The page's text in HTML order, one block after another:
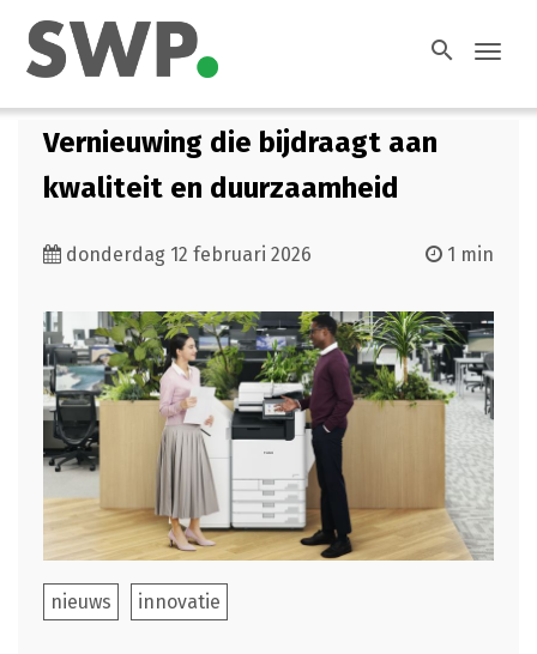
search
Vernieuwing die bijdraagt aan
kwaliteit en duurzaamheid
donderdag 12 februari 2026 1 min
nieuws innovatie